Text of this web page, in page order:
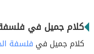
كلام جميل في فلسفة
كلام جميل في فلسفة